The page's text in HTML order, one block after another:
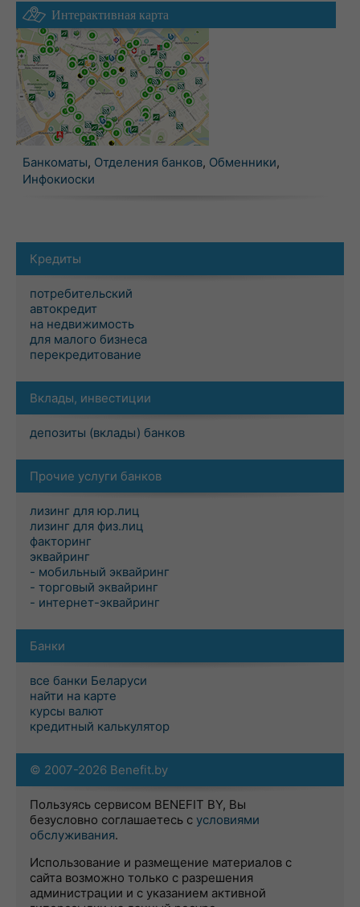
Интерактивная карта
Банкоматы, Отделения банков, Обменники,
Инфокиоски
Кредиты
потребительский
автокредит
на недвижимость
для малого бизнеса
перекредитование
Вклады, инвестиции
депозиты (вклады) банков
Прочие услуги банков
лизинг для юр.лиц
лизинг для физ.лиц
факторинг
эквайринг
- мобильный эквайринг
- торговый эквайринг
- интернет-эквайринг
Банки
все банки Беларуси
найти на карте
курсы валют
кредитный калькулятор
© 2007-2026 Benefit.by
Пользуясь сервисом BENEFIT BY, Вы
безусловно соглашаетесь с условиями
обслуживания.
Использование и размещение материалов с
сайта возможно только с разрешения
администрации и с указанием активной